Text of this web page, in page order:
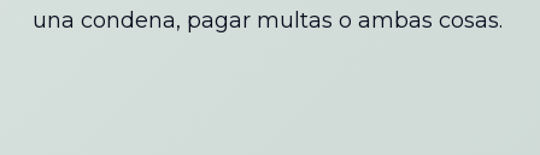
una condena, pagar multas o ambas cosas.